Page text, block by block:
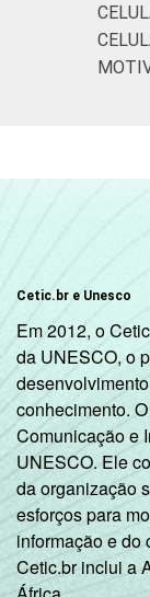
Classe
social
atividade
Base:
item
2015.
Cetic.br e Unesco
Em 2012, o
da UNESCO, o
conhecimento.
Comunicação e
UNESCO. Ele
da organização
esforços para
informação e do
Cetic.br inclui a